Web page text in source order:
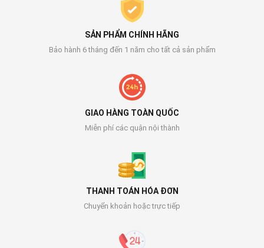
SẢN PHẨM CHÍNH HÃNG
Bảo hành 6 tháng đến 1 năm cho tất cả sản phẩm
GIAO HÀNG TOÀN QUỐC
Miễn phí các quận nội thành
THANH TOÁN HÓA ĐƠN
Chuyển khoản hoặc trực tiếp